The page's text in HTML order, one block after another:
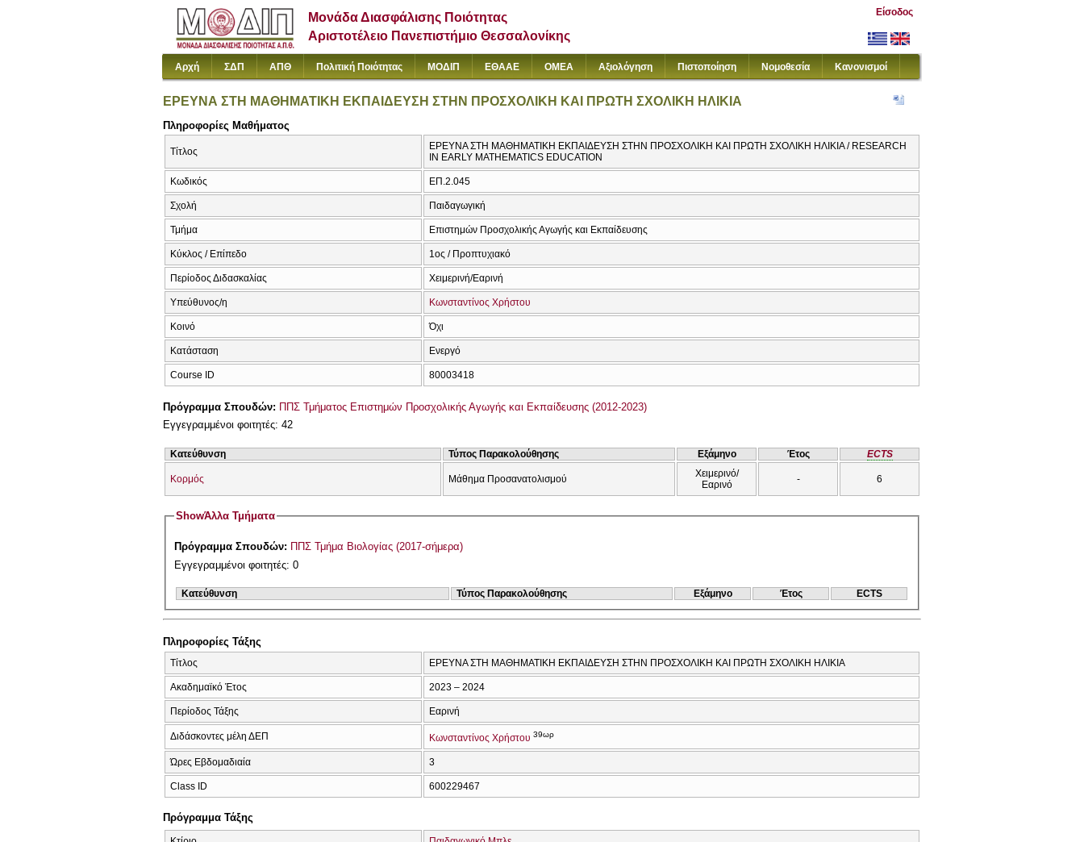
Μονάδα Διασφάλισης Ποιότητας
Αριστοτέλειο Πανεπιστήμιο Θεσσαλονίκης
Είσοδος
Αρχή ΣΔΠ ΑΠΘ Πολιτική Ποιότητας ΜΟΔΙΠ ΕΘΑΑΕ ΟΜΕΑ Αξιολόγηση Πιστοποίηση Νομοθεσία Κανονισμοί
ΕΡΕΥΝΑ ΣΤΗ ΜΑΘΗΜΑΤΙΚΗ ΕΚΠΑΙΔΕΥΣΗ ΣΤΗΝ ΠΡΟΣΧΟΛΙΚΗ ΚΑΙ ΠΡΩΤΗ ΣΧΟΛΙΚΗ ΗΛΙΚΙΑ
Πληροφορίες Μαθήματος
Τίτλος
ΕΡΕΥΝΑ ΣΤΗ ΜΑΘΗΜΑΤΙΚΗ ΕΚΠΑΙΔΕΥΣΗ ΣΤΗΝ ΠΡΟΣΧΟΛΙΚΗ ΚΑΙ ΠΡΩΤΗ ΣΧΟΛΙΚΗ ΗΛΙΚΙΑ / RESEARCH
IN EARLY MATHEMATICS EDUCATION
Κωδικός ΕΠ.2.045
Σχολή Παιδαγωγική
Τμήμα Επιστημών Προσχολικής Αγωγής και Εκπαίδευσης
Κύκλος / Επίπεδο 1ος / Προπτυχιακό
Περίοδος Διδασκαλίας Χειμερινή/Εαρινή
Υπεύθυνος/η Κωνσταντίνος Χρήστου
Κοινό Όχι
Κατάσταση Ενεργό
Course ID 80003418
Πρόγραμμα Σπουδών: ΠΠΣ Τμήματος Επιστημών Προσχολικής Αγωγής και Εκπαίδευσης (2012-2023)
Εγγεγραμμένοι φοιτητές: 42
Κατεύθυνση Τύπος Παρακολούθησης Εξάμηνο Έτος ECTS
Κορμός Μάθημα Προσανατολισμού
Χειμερινό/
Εαρινό
- 6
ShowΆλλα Τμήματα
Πρόγραμμα Σπουδών: ΠΠΣ Τμήμα Βιολογίας (2017-σήμερα)
Εγγεγραμμένοι φοιτητές: 0
Κατεύθυνση Τύπος Παρακολούθησης Εξάμηνο Έτος ECTS
Πληροφορίες Τάξης
Τίτλος ΕΡΕΥΝΑ ΣΤΗ ΜΑΘΗΜΑΤΙΚΗ ΕΚΠΑΙΔΕΥΣΗ ΣΤΗΝ ΠΡΟΣΧΟΛΙΚΗ ΚΑΙ ΠΡΩΤΗ ΣΧΟΛΙΚΗ ΗΛΙΚΙΑ
Ακαδημαϊκό Έτος 2023 – 2024
Περίοδος Τάξης Εαρινή
Διδάσκοντες μέλη ΔΕΠ Κωνσταντίνος Χρήστου 39ωρ
Ώρες Εβδομαδιαία 3
Class ID 600229467
Πρόγραμμα Τάξης